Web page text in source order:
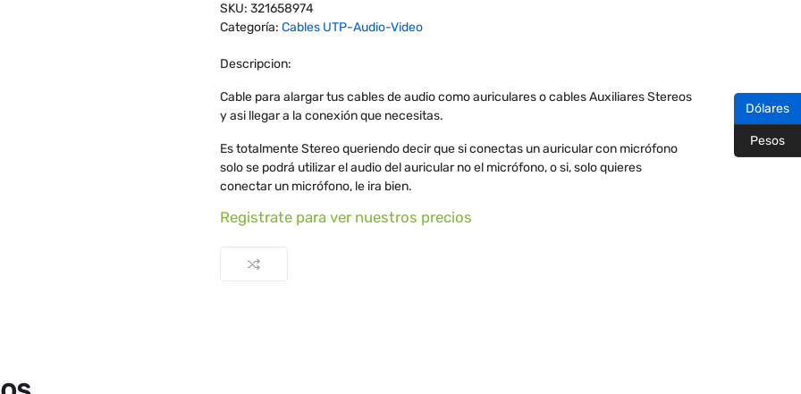
SKU:321658974
Categoría:Cables UTP-Audio-Video
Descripcion:
Cable para alargar tus cables de audio como auriculares o cables Auxiliares Stereos
y asi llegar a la conexión que necesitas.
Es totalmente Stereo queriendo decir que si conectas un auricular con micrófono
solo se podrá utilizar el audio del auricular no el micrófono, o si, solo quieres
conectar un micrófono, le ira bien.
Registrate para ver nuestros precios
Dólares
Pesos